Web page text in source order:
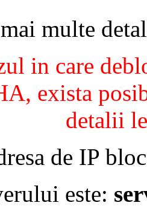
multe
in care
exista
detalii
de IP
este: